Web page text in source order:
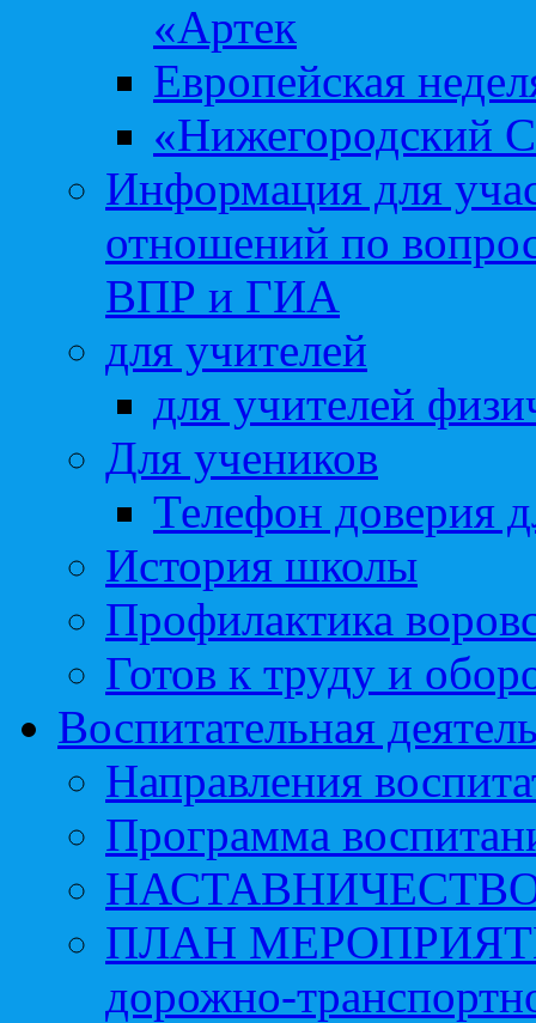
«Артек
Европейская
«Нижегородский
Информация для
отношений по
ВПР и ГИА
для учителей
для учителей
Для учеников
Телефон доверия
История школы
Профилактика
Готов к труду и
Воспитательная
Направления
Программа
ПЛАН МЕРОПРИЯТИЙ
дорожно-